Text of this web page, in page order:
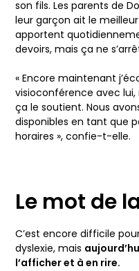
son fils. Les parents de
leur garçon ait le
apportent
devoirs, mais ça ne
« Encore maintenant
visioconférence avec lui,
ça le soutient. Nous
disponibles en tant que
horaires », confie-t-elle.
Le mot de
C’est encore difficile
dyslexie, mais
l’afficher et à en rire.